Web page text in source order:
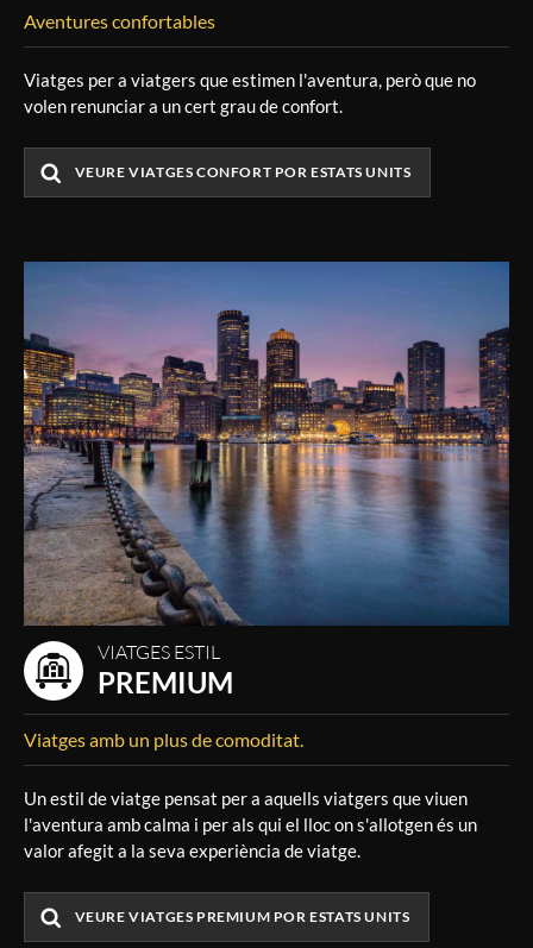
Aventures confortables
Viatges per a viatgers que estimen l'aventura, però que no
volen renunciar a un cert grau de confort.
VEURE VIATGES CONFORT POR ESTATS UNITS
VIATGES ESTIL
PREMIUM
Viatges amb un plus de comoditat.
Un estil de viatge pensat per a aquells viatgers que viuen
l'aventura amb calma i per als qui el lloc on s'allotgen és un
valor afegit a la seva experiència de viatge.
VEURE VIATGES PREMIUM POR ESTATS UNITS